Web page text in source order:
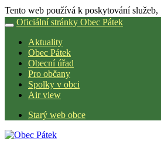
Tento web používá k poskytování
Oficiální stránky Obec Pátek
Aktuality
Obec Pátek
Obecní úřad
Pro občany
Spolky v obci
Air view
Starý web obce